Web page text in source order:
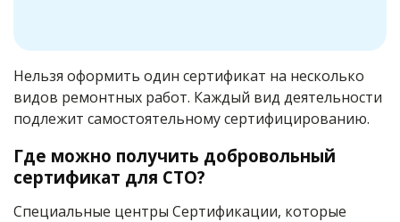
Нельзя оформить один сертификат на несколько
видов ремонтных работ. Каждый вид деятельности
подлежит самостоятельному сертифицированию.
Где можно получить добровольный
сертификат для СТО?
Специальные центры Сертификации, которые